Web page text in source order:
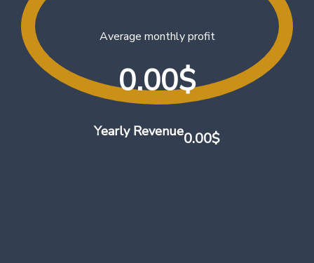
0.00$
Yearly Revenue
0.00$
Average monthly profit